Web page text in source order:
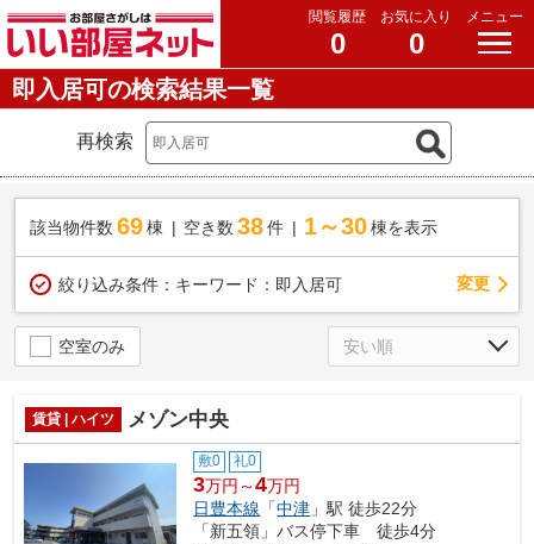
閲覧履歴
0
お気に入り
0
メニュー
即入居可の検索結果一覧
再検索
該当物件数 69棟 空き数 38 件 1～30 棟を表示
絞り込み条件： キーワード：即入居可 変更
空室のみ
賃貸 | ハイツ メゾン中央
敷0 礼0
3万円～4万円
日豊本線 「中津 」駅 徒歩22分
「新五領」バス停下車 徒歩4分